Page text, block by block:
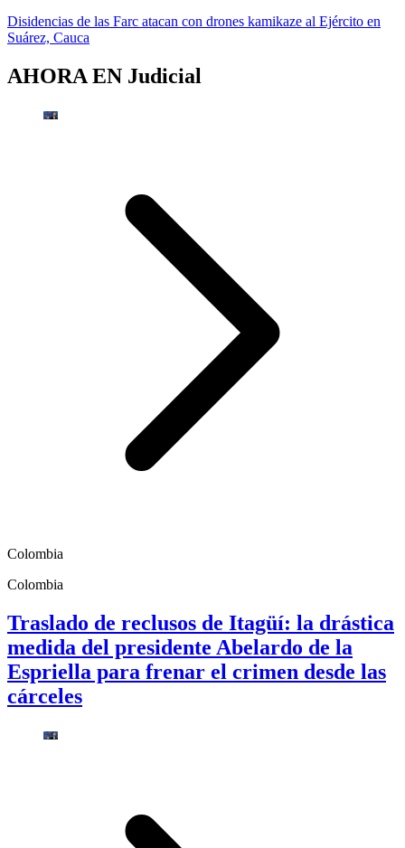
Disidencias de las Farc atacan con drones kamikaze al Ejército en
Suárez, Cauca
AHORA EN Judicial
Colombia
Colombia
Traslado de reclusos de Itagüí: la drástica
medida del presidente Abelardo de la
Espriella para frenar el crimen desde las
cárceles